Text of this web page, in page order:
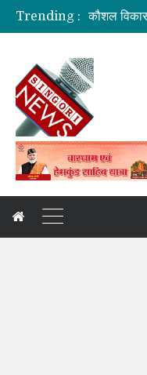
Trending :
दुःखदः वाहन